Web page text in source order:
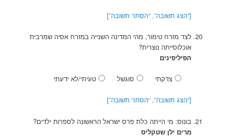
[“הצג תשובה”, “הסתר תשובה”]
לצד מזרח טימור, מהי המדינה השנייה במזרח אסיה שמרבית
אוכלוסייתה נוצרית?
הפיליפינים
צדקתי סוגשל טעיתי/לא ידעתי
[“הצג תשובה”, “הסתר תשובה”]
בונוס: מי הייתה כלת פרס ישראל הראשונה לספרות ילדים?
מרים ילן שטקליס